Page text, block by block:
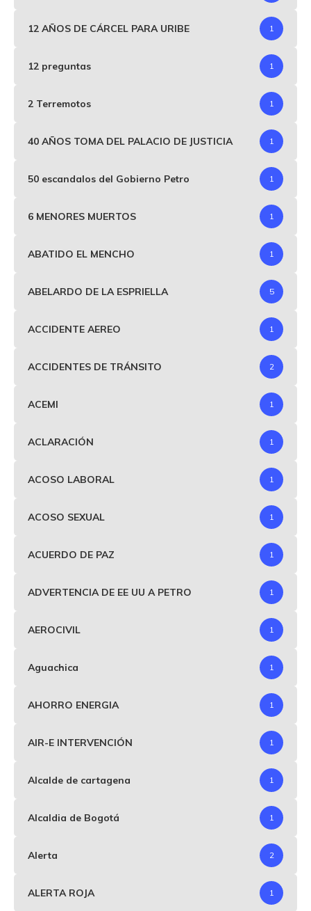
12 AÑOS DE CÁRCEL PARA URIBE 1
12 preguntas 1
2 Terremotos 1
40 AÑOS TOMA DEL PALACIO DE JUSTICIA 1
50 escandalos del Gobierno Petro 1
6 MENORES MUERTOS 1
ABATIDO EL MENCHO 1
ABELARDO DE LA ESPRIELLA 5
ACCIDENTE AEREO 1
ACCIDENTES DE TRÁNSITO 2
ACEMI 1
ACLARACIÓN 1
ACOSO LABORAL 1
ACOSO SEXUAL 1
ACUERDO DE PAZ 1
ADVERTENCIA DE EE UU A PETRO 1
AEROCIVIL 1
Aguachica 1
AHORRO ENERGIA 1
AIR-E INTERVENCIÓN 1
Alcalde de cartagena 1
Alcaldia de Bogotá 1
Alerta 2
ALERTA ROJA 1